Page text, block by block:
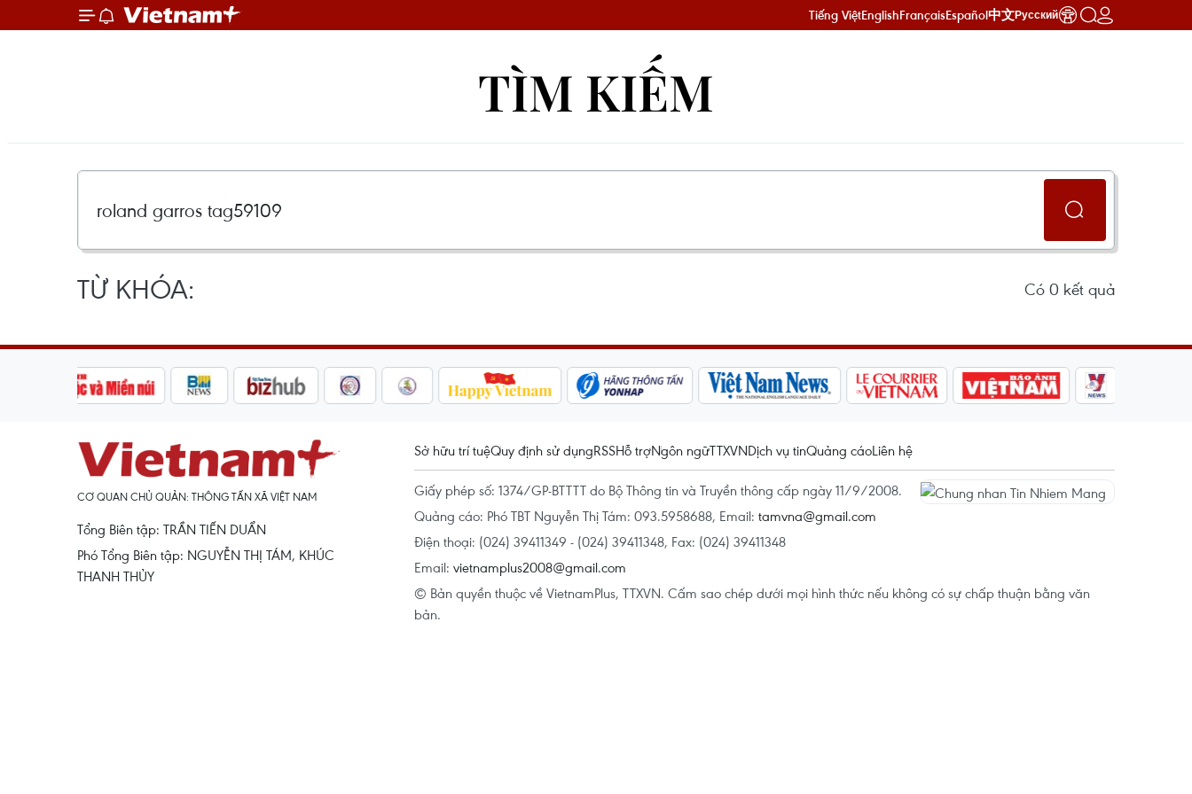
Tiếng ViệtEnglishFrançaisEspañol中文Русский
TÌM KIẾM
TỪ KHÓA: Có 0 kết quả
CƠ QUAN CHỦ QUẢN: THÔNG TẤN XÃ VIỆT NAM
Tổng Biên tập: TRẦN TIẾN DUẨN
Phó Tổng Biên tập: NGUYỄN THỊ TÁM, KHÚC
THANH THỦY
Sở hữu trí tuệQuy định sử dụngRSSHỗ trợNgôn ngữTTXVNDịch vụ tinQuảng cáoLiên hệ
Giấy phép số: 1374/GP-BTTTT do Bộ Thông tin và Truyền thông cấp ngày 11/9/2008.
Quảng cáo: Phó TBT Nguyễn Thị Tám: 093.5958688, Email: tamvna@gmail.com
Điện thoại: (024) 39411349 - (024) 39411348, Fax: (024) 39411348
Email: vietnamplus2008@gmail.com
© Bản quyền thuộc về VietnamPlus, TTXVN. Cấm sao chép dưới mọi hình thức nếu không có sự chấp thuận bằng văn
bản.